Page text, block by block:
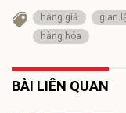
hàng giả gian
hàng hóa
BÀI LIÊN QUAN